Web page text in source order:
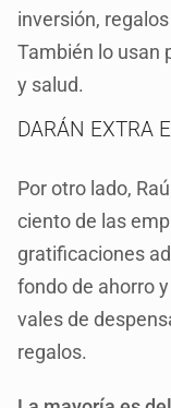
inversión,
También lo usan
y salud.
DARÁN EXTRA
Por otro lado,
ciento de las
gratificaciones
fondo de ahorro
vales de
regalos.